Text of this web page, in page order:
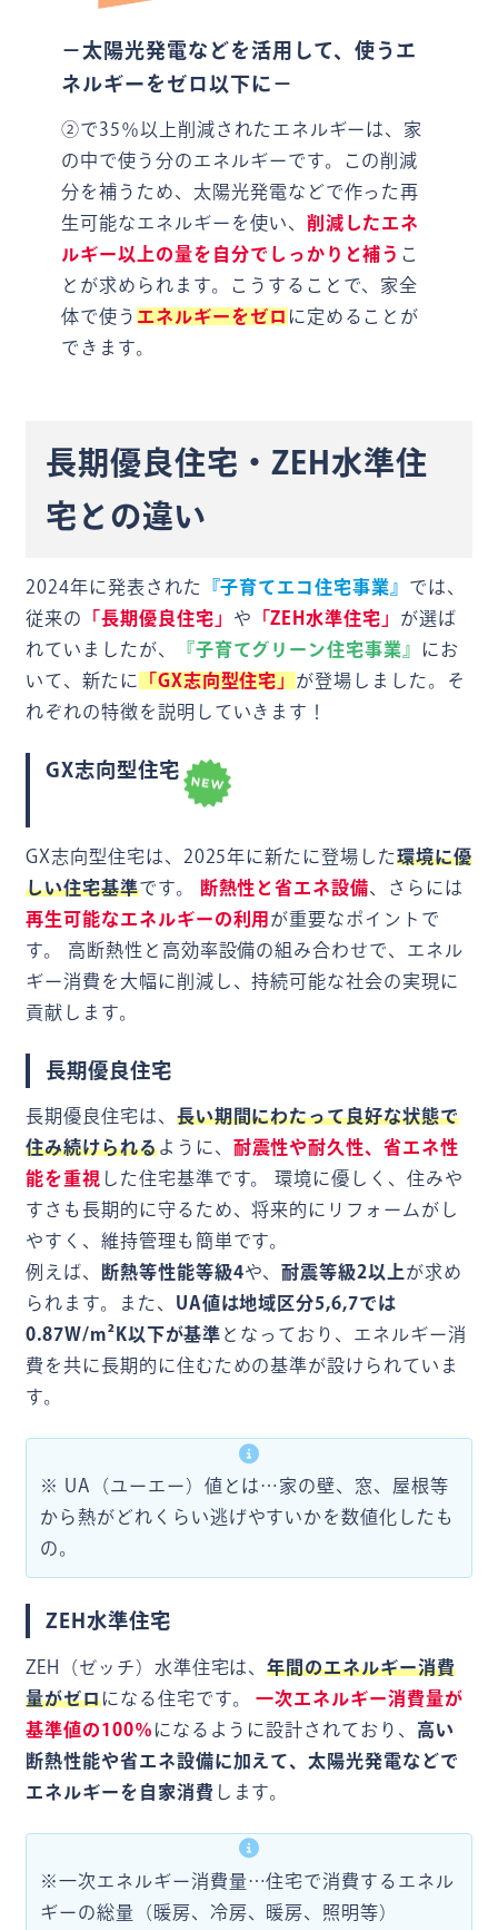
－太陽光発電などを活用して、使うエ
ネルギーをゼロ以下に－
②で35％以上削減されたエネルギーは、家
の中で使う分のエネルギーです。この削減
分を補うため、太陽光発電などで作った再
生可能なエネルギーを使い、 削減したエネ
ルギー以上の量を自分でしっかりと補う こ
とが求められます。こうすることで、家全
体で使う エネルギーをゼロ に定めることが
できます。
長期優良住宅・ZEH水準住
宅との違い
2024年に発表された 『子育てエコ住宅事業』 では、
従来の
「長期優良住宅」 や 「ZEH水準住宅」 が選ば
れていましたが、
『子育てグリーン住宅事業』
にお
いて、新たに
「GX志向型住宅」 が登場しました。そ
れぞれの特徴を説明していきます！
GX志向型住宅
GX志向型住宅は、2025年に新たに登場した環境に優
しい住宅基準です。 断熱性と省エネ設備、さらには
再生可能なエネルギーの利用 が重要なポイントで
す。 高断熱性と高効率設備の組み合わせで、エネル
ギー消費を大幅に削減し、持続可能な社会の実現に
貢献します。
長期優良住宅
長期優良住宅は、 長い期間にわたって良好な状態で
住み続けられるように、 耐震性や耐久性、省エネ性
能を重視 した住宅基準です。 環境に優しく、住みや
すさも長期的に守るため、将来的にリフォームがし
やすく、維持管理も簡単です。
例えば、
断熱等性能等級4や、耐震等級2以上が求め
られます。また、 UA値は地域区分5,6,7では
0.87W/m²K以下が基準 となっており、エネルギー消
費を共に長期的に住むための基準が設けられていま
す。
※ UA（ユーエー）値とは…家の壁、窓、屋根等
から熱がどれくらい逃げやすいかを数値化したも
の。
ZEH水準住宅
ZEH（ゼッチ）水準住宅は、年間のエネルギー消費
量がゼロになる住宅です。一次エネルギー消費量が
基準値の100％ になるように設計されており、高い
断熱性能や省エネ設備に加えて、太陽光発電などで
エネルギーを自家消費 します。
※一次エネルギー消費量…住宅で消費するエネル
ギーの総量（暖房、冷房、暖房、照明等）